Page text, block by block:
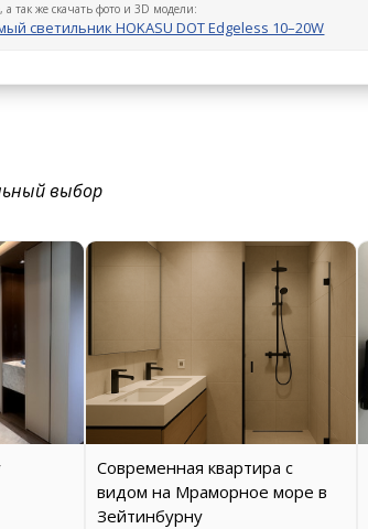
а так же скачать фото и 3D модели:
светильник HOKASU DOT Edgeless 10–20W
выбор
Современная квартира с
видом на Мраморное море в
Зейтинбурну